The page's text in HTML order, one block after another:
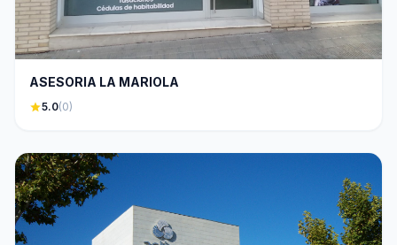
ASESORIA LA MARIOLA
star5.0(0)